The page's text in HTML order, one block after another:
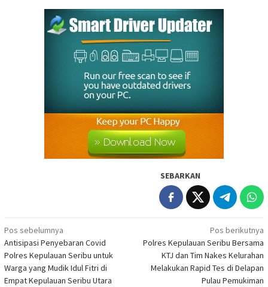
SEBARKAN
Navigasi
pos
Pos sebelumnya
Antisipasi Penyebaran Covid
Polres Kepulauan Seribu untuk
Warga yang Mudik Idul Fitri di
Empat Kepulauan Seribu Utara
Pos berikutnya
Polres Kepulauan Seribu Bersama
KTJ dan Tim Nakes Kelurahan
Melakukan Rapid Tes di Delapan
Pulau Pemukiman